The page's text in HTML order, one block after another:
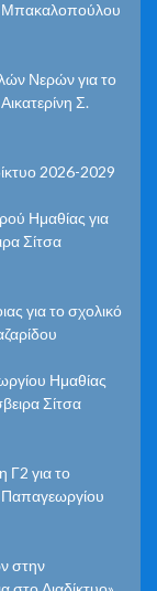
Μπακαλοπούλου
Νερών για το
Σ.
2026-2029
Ημαθίας για
Σίτσα
για το σχολικό
Ημαθίας
Σίτσα
Γ2 για το
στην